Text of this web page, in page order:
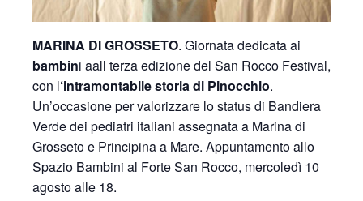
MARINA DI GROSSETO. Giornata dedicata ai
bambini aall terza edizione del San Rocco Festival,
con l‘intramontabile storia di Pinocchio.
Un’occasione per valorizzare lo status di Bandiera
Verde dei pediatri italiani assegnata a Marina di
Grosseto e Principina a Mare. Appuntamento allo
Spazio Bambini al Forte San Rocco, mercoledì 10
agosto alle 18.